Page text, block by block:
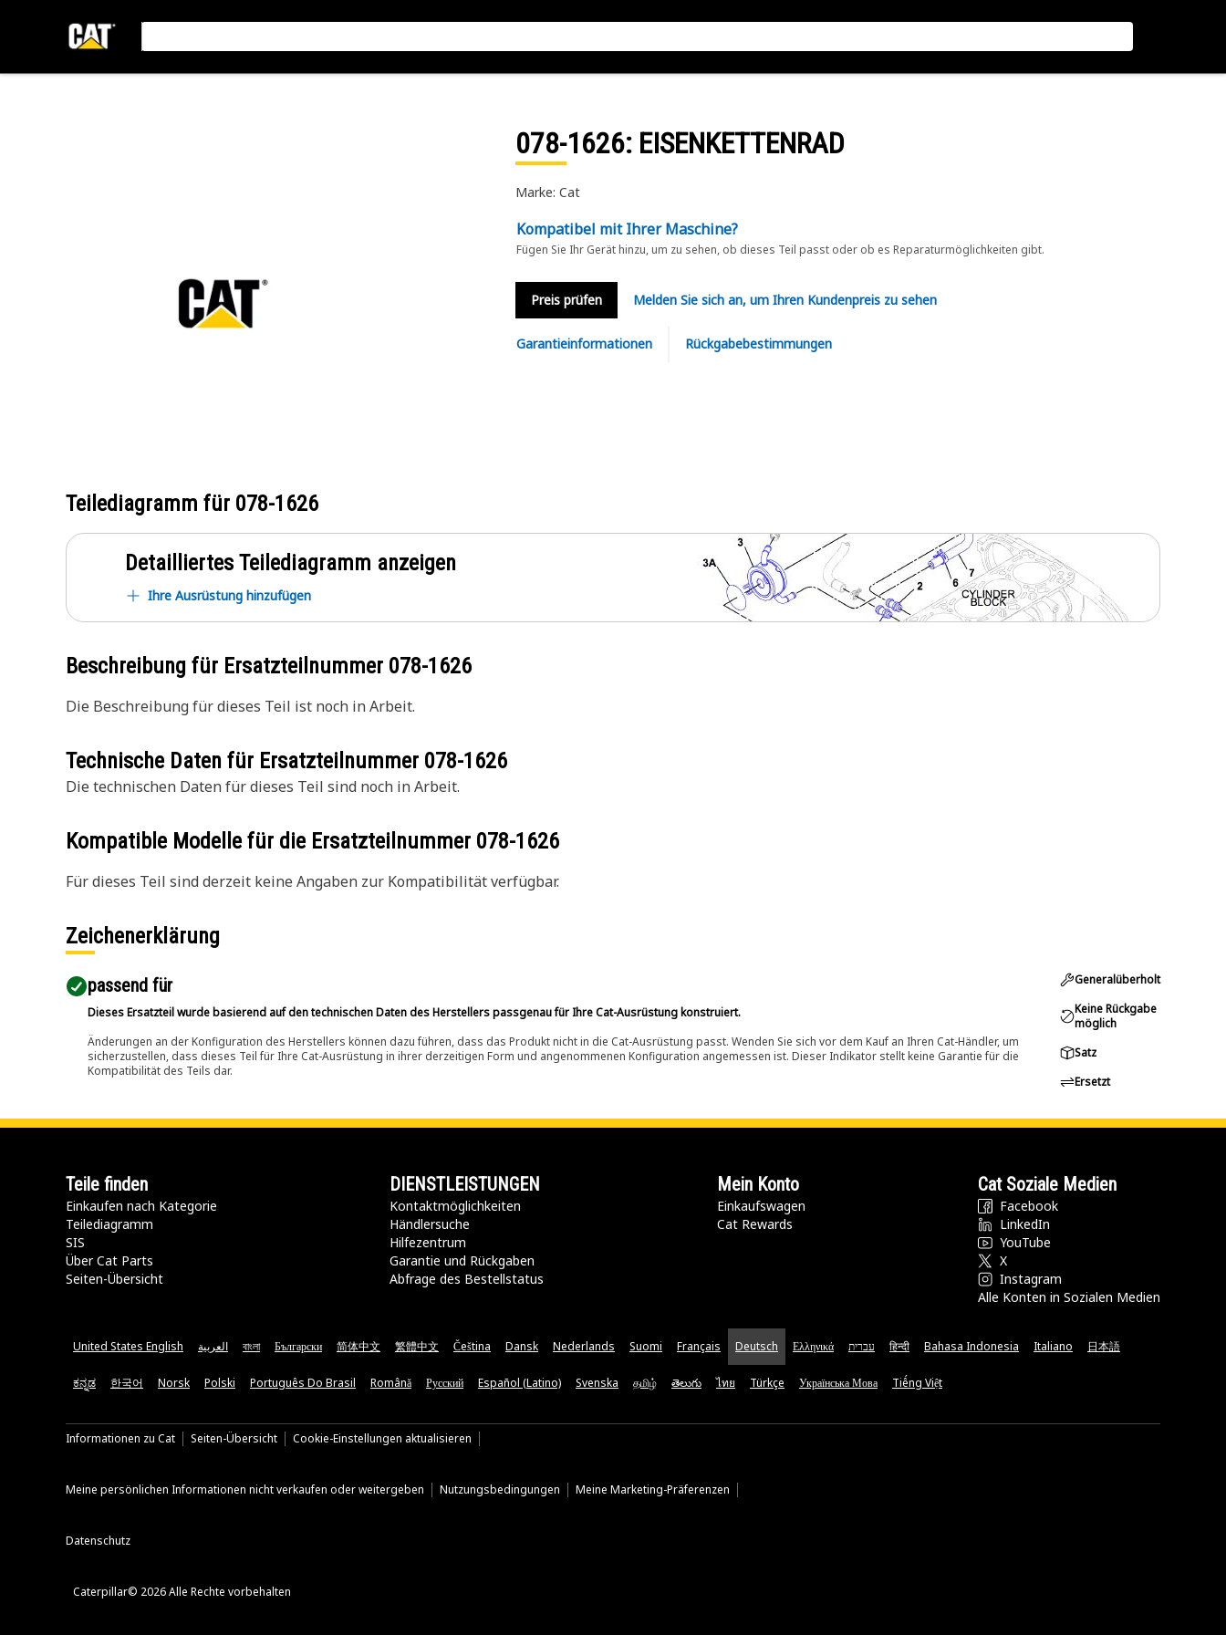
078-1626: EISENKETTENRAD
Marke: Cat
Kompatibel mit Ihrer Maschine?
Fügen Sie Ihr Gerät hinzu, um zu sehen, ob dieses Teil passt oder ob es Reparaturmöglichkeiten gibt.
Preis prüfen Melden Sie sich an, um Ihren Kundenpreis zu sehen
Garantieinformationen Rückgabebestimmungen
Teilediagramm für 078-1626
Detailliertes Teilediagramm anzeigen
Ihre Ausrüstung hinzufügen
Beschreibung für Ersatzteilnummer 078-1626
Die Beschreibung für dieses Teil ist noch in Arbeit.
Technische Daten für Ersatzteilnummer 078-1626
Die technischen Daten für dieses Teil sind noch in Arbeit.
Kompatible Modelle für die Ersatzteilnummer 078-1626
Für dieses Teil sind derzeit keine Angaben zur Kompatibilität verfügbar.
Zeichenerklärung
passend für​
Dieses Ersatzteil wurde basierend auf den technischen Daten des Herstellers passgenau für Ihre Cat-Ausrüstung konstruiert.
Änderungen an der Konfiguration des Herstellers können dazu führen, dass das Produkt nicht in die Cat-Ausrüstung passt. Wenden Sie sich vor dem Kauf an Ihren Cat-Händler, um
sicherzustellen, dass dieses Teil für Ihre Cat-Ausrüstung in ihrer derzeitigen Form und angenommenen Konfiguration angemessen ist. Dieser Indikator stellt keine Garantie für die
Kompatibilität des Teils dar.
Generalüberholt
Keine Rückgabe
möglich
Satz
Ersetzt
Teile finden
Einkaufen nach Kategorie
Teilediagramm
SIS
Über Cat Parts
Seiten-Übersicht
DIENSTLEISTUNGEN
Kontaktmöglichkeiten​
Händlersuche
Hilfezentrum
Garantie und Rückgaben
Abfrage des Bestellstatus
Mein Konto
Einkaufswagen
Cat Rewards
Cat Soziale Medien
Facebook
LinkedIn
YouTube
X
Instagram
Alle Konten in Sozialen Medien
United States English العربية বাংলা Български 简体中文 繁體中文 Čeština Dansk Nederlands Suomi Français Deutsch Ελληνικά עברית हिन्दी Bahasa Indonesia Italiano 日本語
ಕನ್ನಡ 한국어 Norsk Polski Português Do Brasil Română Русский Español (Latino) Svenska தமிழ் తెలుగు ไทย Türkçe Українська Мова Tiếng Việt
Informationen zu Cat Seiten-Übersicht Cookie-Einstellungen aktualisieren
Meine persönlichen Informationen nicht verkaufen oder weitergeben Nutzungsbedingungen Meine Marketing-Präferenzen
Datenschutz
Caterpillar© 2026 Alle Rechte vorbehalten